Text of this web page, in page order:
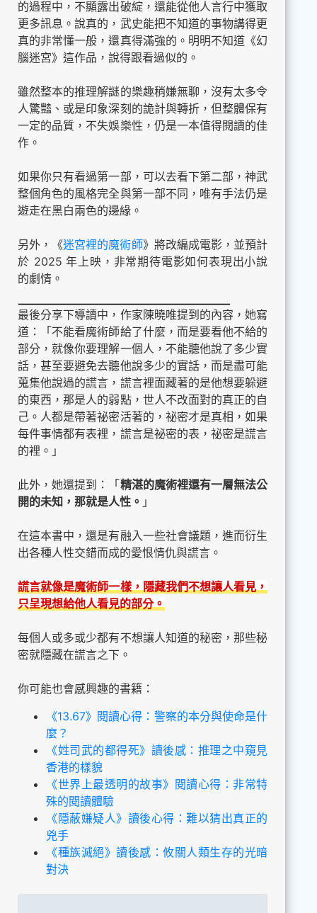
的過程中，不顯露出破綻，還能從他人言行中獲取
更多訊息。說真的，武史能把不知道的事物講得更
真的非常懂一般，還真得滿強的。明明不知道《幻
腦迷宮》這作品，說得跟看過似的。
雖然整本的推理解謎的樂趣稍嫌無聊，沒有太多令
人驚豔、或是印象深刻的詭計與轉折，但整體保有
一定的品質，不失娛樂性，仍是一本值得閱讀的佳
作。
如果你只有看過第一部，可以去看下第二部，神武
整個角色的風格完全與第一部不同，唯有手法仍是
遊走在黑白兩色的邊緣。
另外，《迷宮裡的魔術師》⁡將改編成電影，並預計
於 2025 年上映，非常期待電影如何表現出小說
的劇情。
最後分享下導讀中，作家陳曉唯提到的內容，她寫
道：「不能看魔術師給了什麼，而是要看他不給的
部分，就像你要理解一個人，不能聽他說了多少實
話，甚至要避免去聽他說多少的實話，而是盡可能
蒐集他說過的謊言，謊言裡面藏著的是他想要躲避
的東西，那是人的弱點，世人不改面對的真正的自
己。人都是帶著祕密活著的，祕密才是真相，如果
每件事情都有表裡，謊言是祕密的表，祕密是謊言
的裡。」
此外，她還提到：「精湛的魔術裡還有一層無法公
開的未知，那就是人性。 」
在這本書中，還是有融入一些社會議題，進而衍生
出各種人性交錯而成的愛恨情仇與謊言。
謊言就像是魔術師一樣，隱藏我們不想讓人看見，
只呈現想給他人看見的部分。
每個人或多或少都有不想讓人知道的秘密，那些秘
密就隱藏在謊言之下。
你可能也會感興趣的書籍：
《13.67》閱讀心得：警察的本分與使命是什
麼？
《姓司武的都得死》讀後感：推理之中窺見
香港的樣貌
《世界上最透明的故事》閱讀心得：非常特
殊的閱讀體驗
《隱蔽嫌疑人》讀後心得：難以猜出真正的
兇手
《種族滅絕》讀後感：攸關人類生存的光暗
對決